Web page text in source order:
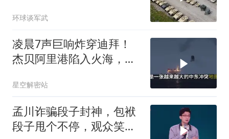
提拔
环球谈军武
凌晨7声巨响炸穿迪拜！
杰贝阿里港陷入火海，美
彻底心寒
星空解密站
孟川诈骗段子封神，包袱
段子甩个不停，观众笑到